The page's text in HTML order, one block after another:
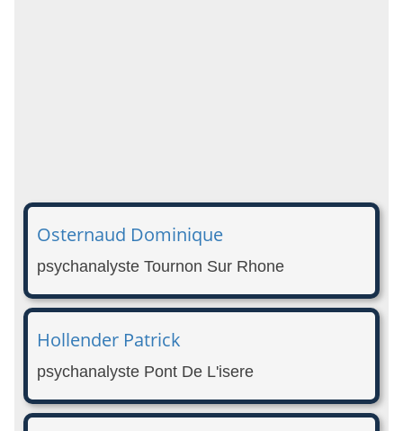
Osternaud Dominique
psychanalyste Tournon Sur Rhone
Hollender Patrick
psychanalyste Pont De L'isere